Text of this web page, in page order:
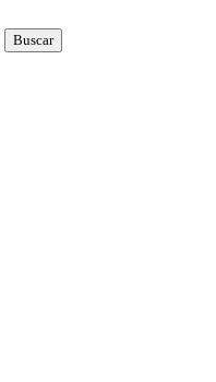
Buscar